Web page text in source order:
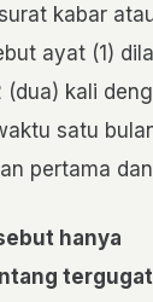
kabar
ayat (1)
(dua) kali
satu
pertama
hanya